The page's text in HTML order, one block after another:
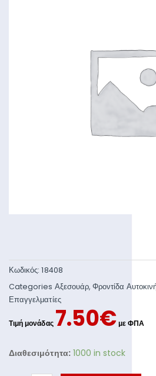
Κωδικός:18408
Categories Αξεσουάρ,Φροντίδα
Επαγγελματίες
7.50€
Διαθεσιμότητα: 1000 in stock